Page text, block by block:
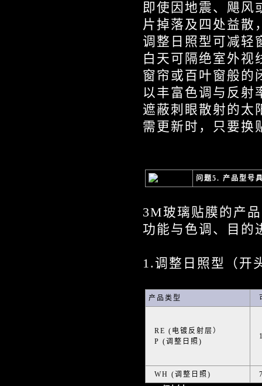
即使因地震、飓风
片掉落及四处益散
调整日照型可减轻
白天可隔绝室外视
窗帘或百叶窗般的
以丰富色调与反射
遮蔽刺眼散射的太
需更新时，只要换
问题5. 产品型号
3M玻璃贴膜的产
功能与色调、目的
1.调整日照型（开
产品类型
RE (电镀反射层）
P (调整日照)
WH (调整日照)